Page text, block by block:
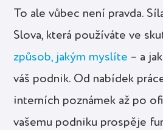
To ale vůbec není pravda.
Slova, která používáte ve
způsob, jakým myslíte – a
váš podnik. Od nabídek
interních poznámek až po
vašemu podniku prospěje